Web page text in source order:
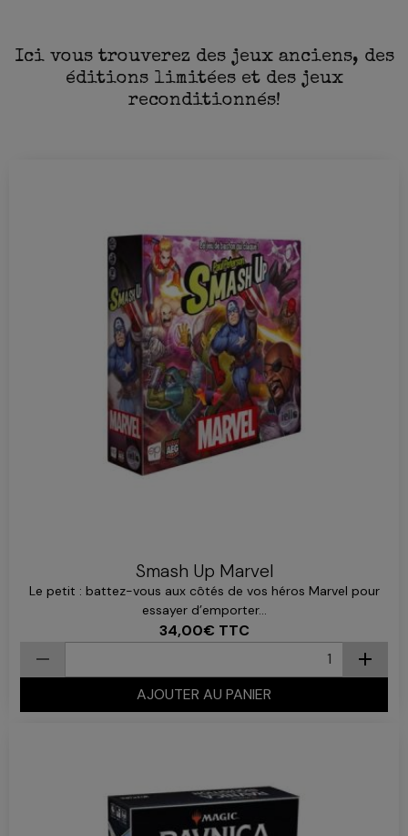
Ici vous trouverez des jeux anciens, des
éditions limitées et des jeux
reconditionnés!
Smash Up Marvel
Le petit : battez-vous aux côtés de vos héros Marvel pour
essayer d’emporter...
34,00€ TTC
AJOUTER AU PANIER